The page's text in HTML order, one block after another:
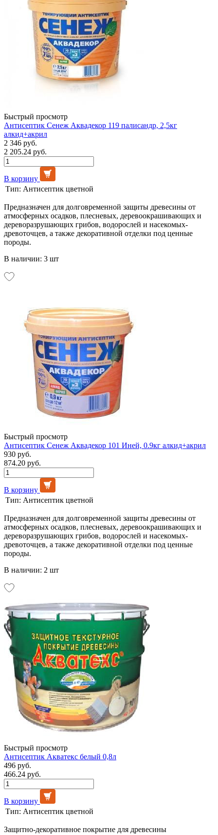
Быстрый просмотр
Антисептик Сенеж Аквадекор 119 палисандр, 2,5кг
алкид+акрил
2 346 руб.
2 205.24 руб.
В корзину
Тип: Антисептик цветной
Предназначен для долговременной защиты древесины от
атмосферных осадков, плесневых, деревоокрашивающих и
дереворазрушающих грибов, водорослей и насекомых-
древоточцев, а также декоративной отделки под ценные
породы.
В наличии: 3 шт
Быстрый просмотр
Антисептик Сенеж Аквадекор 101 Иней, 0.9кг алкид+акрил
930 руб.
874.20 руб.
В корзину
Тип: Антисептик цветной
Предназначен для долговременной защиты древесины от
атмосферных осадков, плесневых, деревоокрашивающих и
дереворазрушающих грибов, водорослей и насекомых-
древоточцев, а также декоративной отделки под ценные
породы.
В наличии: 2 шт
Быстрый просмотр
Антисептик Акватекс белый 0,8л
496 руб.
466.24 руб.
В корзину
Тип: Антисептик цветной
Защитно-декоративное покрытие для древесины